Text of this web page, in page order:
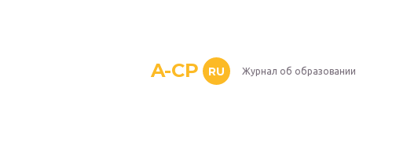
A-CP RU Журнал об образовании